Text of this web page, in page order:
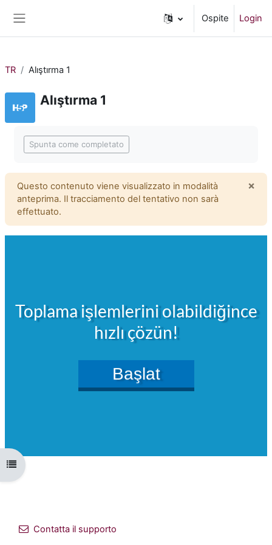
Ospite Login
Apri indice del corso
TR Alıştırma 1
Alıştırma 1
Spunta come completato
Questo contenuto viene visualizzato in modalità
anteprima. Il tracciamento del tentativo non sarà
effettuato.
×
Contatta il supporto